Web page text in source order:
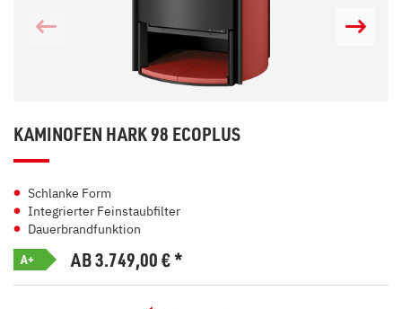
KAMINOFEN HARK 98 ECOPLUS
Schlanke Form
Integrierter Feinstaubfilter
Dauerbrandfunktion
A+ AB 3.749,00€*